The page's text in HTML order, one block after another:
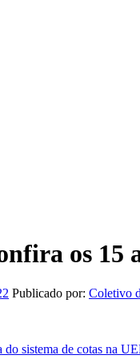
os 15
Publicado por: Coletivo
sistema de cotas na